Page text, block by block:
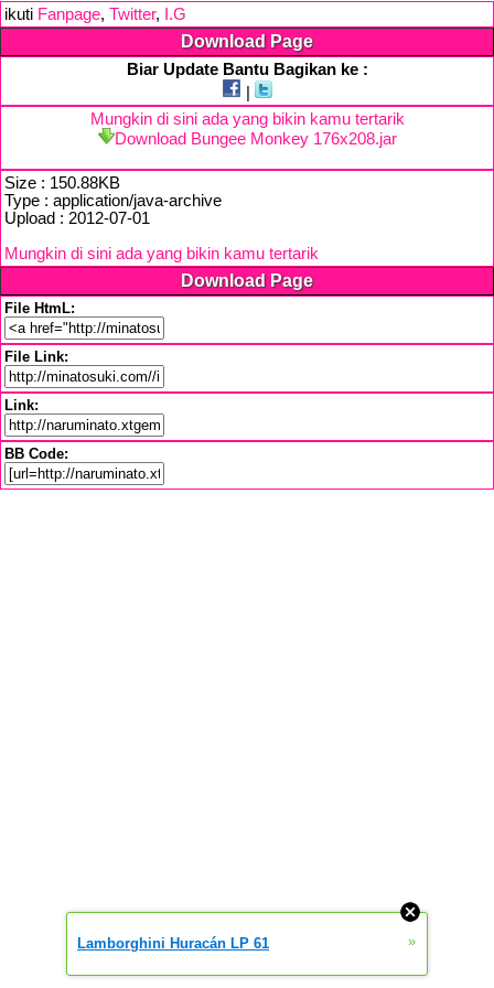
ikuti Fanpage, Twitter, I.G
Download Page
Biar Update Bantu Bagikan ke :
Mungkin di sini ada yang bikin kamu tertarik
Download Bungee Monkey 176x208.jar
Size : 150.88KB
Type : application/java-archive
Upload : 2012-07-01
Mungkin di sini ada yang bikin kamu tertarik
Download Page
File HtmL:
File Link:
Link:
BB Code:
Lamborghini Huracán LP 61 »